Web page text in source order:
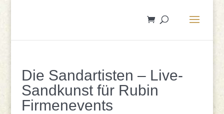
Die Sandartisten – Live-
Sandkunst für Rubin
Firmenevents